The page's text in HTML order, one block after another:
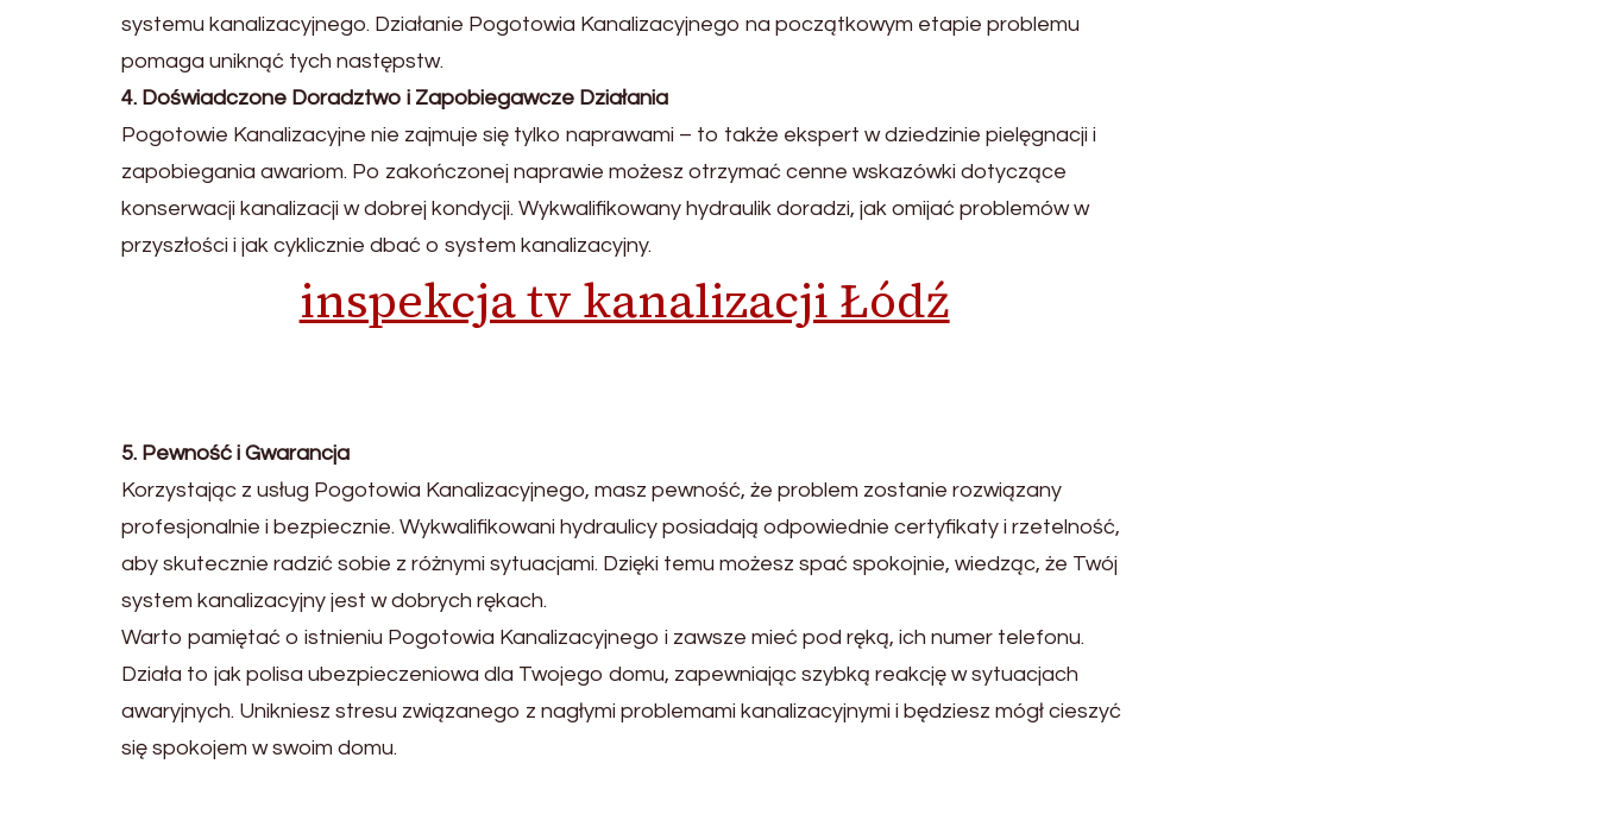
systemu kanalizacyjnego. Działanie Pogotowia Kanalizacyjnego na początkowym etapie problemu
pomaga uniknąć tych następstw.
4. Doświadczone Doradztwo i Zapobiegawcze Działania
Pogotowie Kanalizacyjne nie zajmuje się tylko naprawami – to także ekspert w dziedzinie pielęgnacji i
zapobiegania awariom. Po zakończonej naprawie możesz otrzymać cenne wskazówki dotyczące
konserwacji kanalizacji w dobrej kondycji. Wykwalifikowany hydraulik doradzi, jak omijać problemów w
przyszłości i jak cyklicznie dbać o system kanalizacyjny.
inspekcja tv kanalizacji Łódź
5. Pewność i Gwarancja
Korzystając z usług Pogotowia Kanalizacyjnego, masz pewność, że problem zostanie rozwiązany
profesjonalnie i bezpiecznie. Wykwalifikowani hydraulicy posiadają odpowiednie certyfikaty i rzetelność,
aby skutecznie radzić sobie z różnymi sytuacjami. Dzięki temu możesz spać spokojnie, wiedząc, że Twój
system kanalizacyjny jest w dobrych rękach.
Warto pamiętać o istnieniu Pogotowia Kanalizacyjnego i zawsze mieć pod ręką, ich numer telefonu.
Działa to jak polisa ubezpieczeniowa dla Twojego domu, zapewniając szybką reakcję w sytuacjach
awaryjnych. Unikniesz stresu związanego z nagłymi problemami kanalizacyjnymi i będziesz mógł cieszyć
się spokojem w swoim domu.